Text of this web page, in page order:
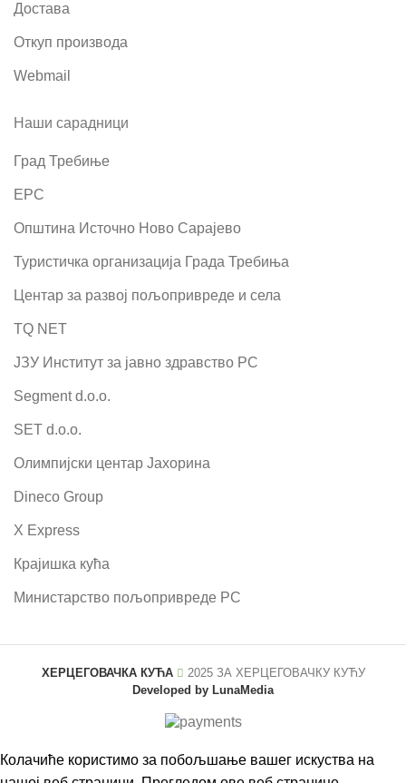
Достава
Откуп производа
Webmail
Наши сарадници
Град Требиње
ЕРС
Општина Источно Ново Сарајево
Туристичка организација Града Требиња
Центар за развој пољопривреде и села
TQ NET
ЈЗУ Институт за јавно здравство РС
Segment d.o.o.
SET d.o.o.
Олимпијски центар Јахорина
Dineco Group
X Express
Крајишка кућа
Министарство пољопривреде РС
ХЕРЦЕГОВАЧКА КУЋА 2025 ЗА ХЕРЦЕГОВАЧКУ КУЋУ
Developed by LunaMedia
Колачиће користимо за побољшање вашег искуства на